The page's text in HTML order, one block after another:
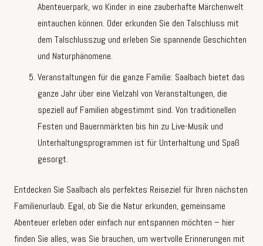
Abenteuerpark, wo Kinder in eine zauberhafte Märchenwelt
eintauchen können. Oder erkunden Sie den Talschluss mit
dem Talschlusszug und erleben Sie spannende Geschichten
und Naturphänomene.
Veranstaltungen für die ganze Familie: Saalbach bietet das
ganze Jahr über eine Vielzahl von Veranstaltungen, die
speziell auf Familien abgestimmt sind. Von traditionellen
Festen und Bauernmärkten bis hin zu Live-Musik und
Unterhaltungsprogrammen ist für Unterhaltung und Spaß
gesorgt.
Entdecken Sie Saalbach als perfektes Reiseziel für Ihren nächsten
Familienurlaub. Egal, ob Sie die Natur erkunden, gemeinsame
Abenteuer erleben oder einfach nur entspannen möchten – hier
finden Sie alles, was Sie brauchen, um wertvolle Erinnerungen mit